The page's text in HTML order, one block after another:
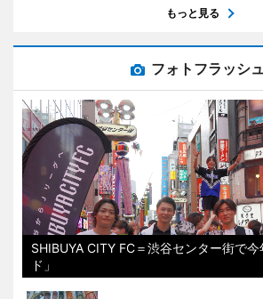
もっと見る
フォトフラッシュ
SHIBUYA CITY FC＝渋谷センター街で
ド」